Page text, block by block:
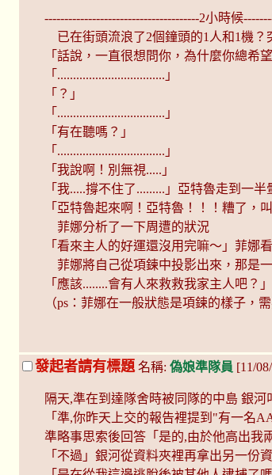
---------------------------------------2小時候
已在街頭流浪了2個鐘頭的1人和1機？
「話說，一直很想問你，為什麼你總希
「..................................」
「？」
「..................................」
「有在聽嗎？」
「..................................」
「我說啊！別無視.....」
「我.....撐不住了.........」亞特魯走到一半
「亞特魯起來啊！亞特魯！！！糟了，
菲娜分析了一下周遭的狀況
「看來主人的好運還沒用完嘛～」菲娜
菲娜將自己從項鍊中投影出來，那是
「應該........會有人來救救我家主人吧？」
（ps：菲娜在一般狀態是項鍊的樣子，
發起者請有標題 名稱: 偽娘準隊員 [11/
隔天,準在到達隊舍時被同隊的中島 銀河
「準,你昨天上交的報告裡提到"有一名
準略事思索後回答「是的,由於他高出我
「不過」銀河從資料夾裡再拿出另一份